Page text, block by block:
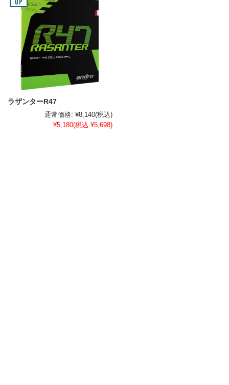
ラザンターR47
通常価格: ¥8,140(税込)
¥5,180(税込 ¥5,698)